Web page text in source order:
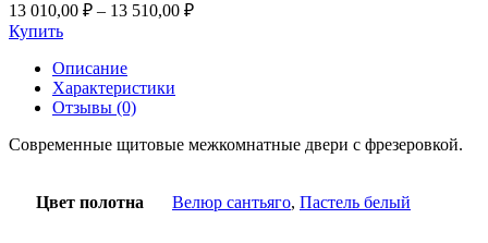
13 010,00 ₽ – 13 510,00 ₽
Купить
Описание
Характеристики
Отзывы (0)
Современные щитовые межкомнатные двери с фрезеровкой.
Цвет полотна Велюр сантьяго, Пастель белый